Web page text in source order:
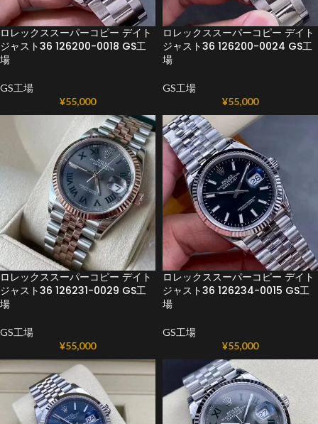
ロレックススーパーコピー デイト
ジャスト36 126200-0018 GS工
場
GS工場
¥55,000
ロレックススーパーコピー デイト
ジャスト36 126200-0024 GS工
場
GS工場
¥55,000
ロレックススーパーコピー デイト
ジャスト36 126231-0029 GS工
場
GS工場
¥55,000
ロレックススーパーコピー デイト
ジャスト36 126234-0015 GS工
場
GS工場
¥55,000